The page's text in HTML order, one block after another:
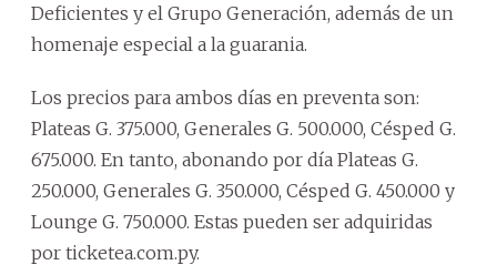
Deficientes y el Grupo Generación, además de un
homenaje especial a la guarania.
Los precios para ambos días en preventa son:
Plateas G. 375.000, Generales G. 500.000, Césped G.
675.000. En tanto, abonando por día Plateas G.
250.000, Generales G. 350.000, Césped G. 450.000 y
Lounge G. 750.000. Estas pueden ser adquiridas
por ticketea.com.py.